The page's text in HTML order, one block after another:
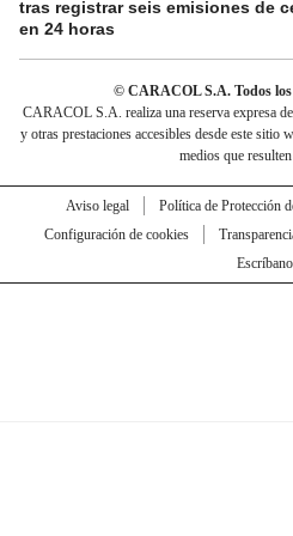
tras registrar seis emisiones de
en 24 horas
© CARACOL S.A. Todos los
CARACOL S.A. realiza una reserva expresa
y otras prestaciones accesibles desde este sitio
medios que
Aviso legal Política de Protección
Configuración de cookies